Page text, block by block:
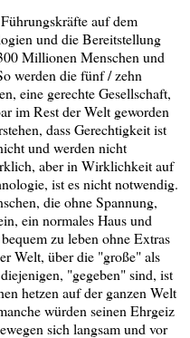
auf dem
und die Bereitstellung
Millionen Menschen und
werden die fünf / zehn
eine gerechte Gesellschaft,
im Rest der Welt geworden
dass Gerechtigkeit ist
und werden nicht
aber in Wirklichkeit auf
ist es nicht notwendig.
die ohne Spannung,
ein normales Haus und
zu leben ohne Extras
Welt, über die "große" als
"gegeben" sind, ist
hetzen auf der ganzen Welt
würden seinen Ehrgeiz
sich langsam und vor